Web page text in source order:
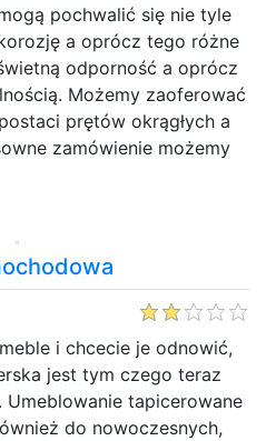
pochwalić się nie tyle
a oprócz tego różne
odporność a oprócz
Możemy zaoferować
prętów okrągłych a
zamówienie możemy
i chcecie je odnowić,
jest tym czego teraz
tapicerowane
do nowoczesnych,